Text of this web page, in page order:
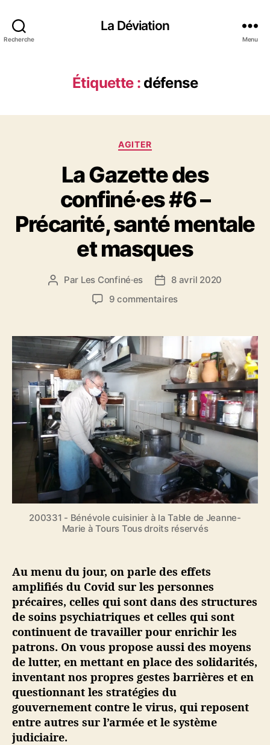
Recherche
La Déviation
Menu
Étiquette : défense
C
t
é
g
o
r
i
e
s
AGITER
La Gazette des
confiné·es #6 –
Précarité, santé mentale
et masques
A
r
e
l
’
a
r
t
i
c
e
Par Les Confiné·es
D
a
l
’
a
r
t
c
l
e
8 avril 2020
9 commentairess
L
a
G
a
z
e
t
t
e
d
e
s
c
n
é
·
e
s
#
6
–
P
r
c
a
200331 - Bénévole cuisinier à la Table de Jeanne-
Marie à Tours Tous droits réservés
Au menu du jour, on parle des effets
amplifiés du Covid sur les personnes
précaires, celles qui sont dans des structures
de soins psychiatriques et celles qui sont
continuent de travailler pour enrichir les
patrons. On vous propose aussi des moyens
de lutter, en mettant en place des solidarités,
inventant nos propres gestes barrières et en
questionnant les stratégies du
gouvernement contre le virus, qui reposent
entre autres sur l’armée et le système
judiciaire.